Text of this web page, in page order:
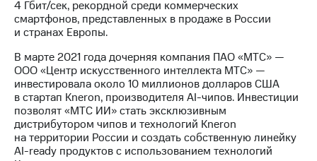
4 Гбит/сек, рекордной среди коммерческих
смартфонов, представленных в продаже в России
и странах Европы.
В марте 2021 года дочерняя компания ПАО «МТС» —
ООО «Центр искусственного интеллекта МТС» —
инвестировала около 10 миллионов долларов США
в стартап Kneron, производителя AI-чипов. Инвестиции
позволят «МТС ИИ» стать эксклюзивным
дистрибутором чипов и технологий Kneron
на территории России и создать собственную линейку
AI-ready продуктов с использованием технологий